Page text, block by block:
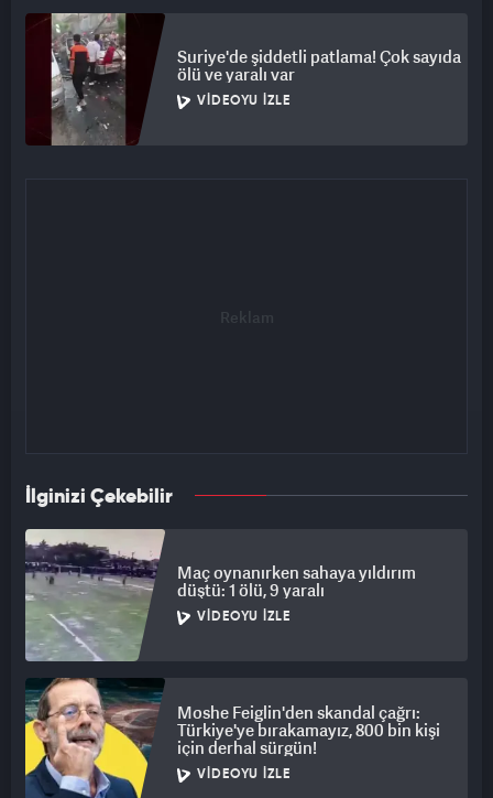
Suriye'de şiddetli patlama! Çok sayıda
ölü ve yaralı var
VIDEOYU İZLE
İlginizi Çekebilir
Maç oynanırken sahaya yıldırım
düştü: 1 ölü, 9 yaralı
VIDEOYU İZLE
Moshe Feiglin'den skandal çağrı:
Türkiye'ye bırakamayız, 800 bin kişi
için derhal sürgün!
VIDEOYU İZLE